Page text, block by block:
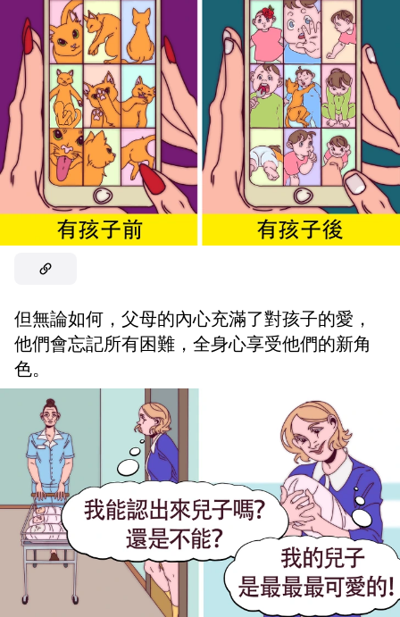
但無論如何，父母的內心充滿了對孩子的愛，
他們會忘記所有困難，全身心享受他們的新角
色。